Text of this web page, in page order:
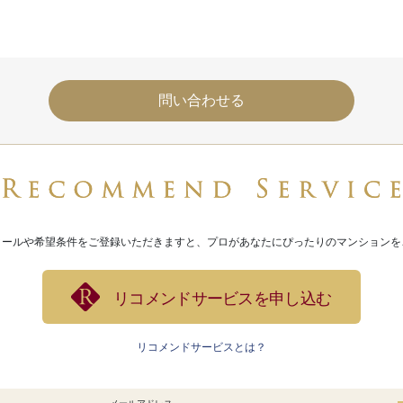
問い合わせる
ルや希望条件をご登録いただきますと、プロがあなたにぴったりのマンションを
リコメンドサービスを申し込む
リコメンドサービスとは？